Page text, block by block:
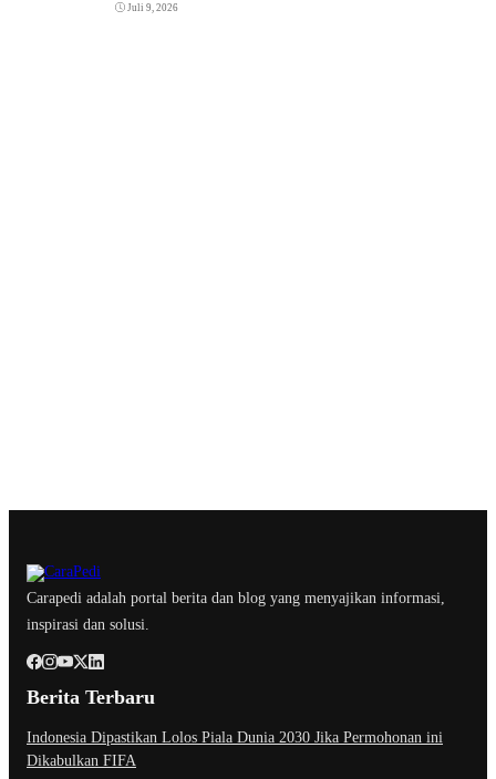
Juli 9, 2026
Carapedi adalah portal berita dan blog yang menyajikan informasi,
inspirasi dan solusi.
Berita Terbaru
Indonesia Dipastikan Lolos Piala Dunia 2030 Jika Permohonan ini
Dikabulkan FIFA